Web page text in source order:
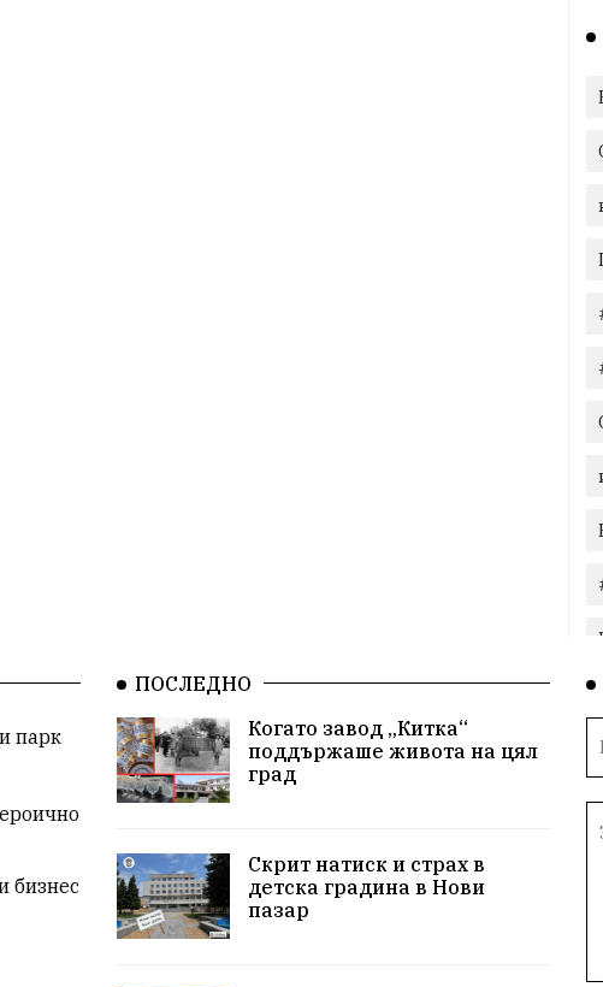
парк
бизнес
ПОСЛЕДНО
Когато завод „Китка“
поддържаше живота на цял
град
Скрит натиск и страх в
детска градина в Нови
пазар